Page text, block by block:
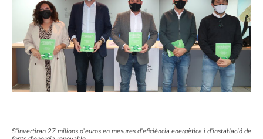
S’invertiran 27 milions d’euros en mesures d’eficiència energètica i d’instal·lació de